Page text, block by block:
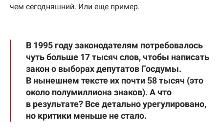
чем сегодняшний. Или еще пример.
В 1995 году законодателям потребовалось
чуть больше 17 тысяч слов, чтобы написать
закон о выборах депутатов Госдумы.
В нынешнем тексте их почти 58 тысяч (это
около полумиллиона знаков). А что
в результате? Все детально урегулировано,
но критики меньше не стало.